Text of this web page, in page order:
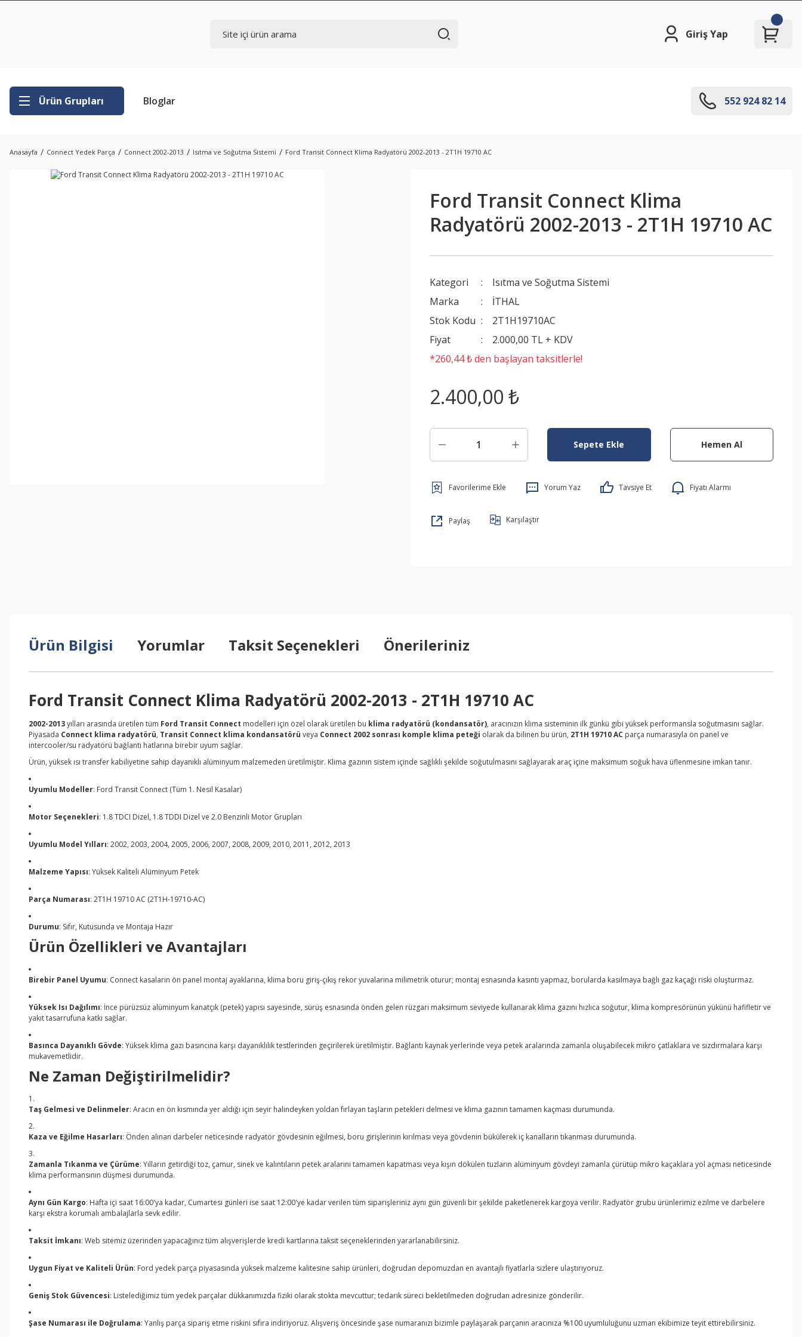
Giriş Yap
Ürün Grupları Bloglar 552 924 82 14
Anasayfa Connect Yedek Parça Connect 2002-2013 Isıtma ve Soğutma Sistemi Ford Transit Connect Klima Radyatörü 2002-2013 - 2T1H 19710 AC
Ford Transit Connect Klima
Radyatörü 2002-2013 - 2T1H 19710 AC
Kategori
Isıtma ve Soğutma Sistemi
Marka
İTHAL
Stok Kodu
2T1H19710AC
Fiyat
2.000,00 TL + KDV
*260,44 ₺ den başlayan taksitlerle!
2.400,00 ₺
Sepete Ekle Hemen Al
Yorum Yaz Tavsiye Et Fiyatı Alarmı
Paylaş Karşılaştır
Ürün Bilgisi Yorumlar Taksit Seçenekleri Önerileriniz
Ford Transit Connect Klima Radyatörü 2002-2013 - 2T1H 19710 AC
2002-2013yılları arasında üretilen tüm Ford Transit Connect modelleri için özel olarak üretilen bu klima radyatörü (kondansatör), aracınızın klima sisteminin ilk günkü gibi yüksek performansla soğutmasını sağlar.
Piyasada Connect klima radyatörü, Transit Connect klima kondansatörü veya Connect 2002 sonrası komple klima peteği olarak da bilinen bu ürün, 2T1H 19710 AC parça numarasıyla ön panel ve
intercooler/su radyatörü bağlantı hatlarına birebir uyum sağlar.
Ürün, yüksek ısı transfer kabiliyetine sahip dayanıklı alüminyum malzemeden üretilmiştir. Klima gazının sistem içinde sağlıklı şekilde soğutulmasını sağlayarak araç içine maksimum soğuk hava üflenmesine imkan tanır.
Uyumlu Modeller: Ford Transit Connect (Tüm 1. Nesil Kasalar)
Motor Seçenekleri: 1.8 TDCI Dizel, 1.8 TDDI Dizel ve 2.0 Benzinli Motor Grupları
Uyumlu Model Yılları: 2002, 2003, 2004, 2005, 2006, 2007, 2008, 2009, 2010, 2011, 2012, 2013
Malzeme Yapısı: Yüksek Kaliteli Alüminyum Petek
Parça Numarası: 2T1H 19710 AC (2T1H-19710-AC)
Durumu: Sıfır, Kutusunda ve Montaja Hazır
Ürün Özellikleri ve Avantajları
Birebir Panel Uyumu: Connect kasaların ön panel montaj ayaklarına, klima boru giriş-çıkış rekor yuvalarına milimetrik oturur; montaj esnasında kasıntı yapmaz, borularda kasılmaya bağlı gaz kaçağı riski oluşturmaz.
Yüksek Isı Dağılımı: İnce pürüzsüz alüminyum kanatçık (petek) yapısı sayesinde, sürüş esnasında önden gelen rüzgarı maksimum seviyede kullanarak klima gazını hızlıca soğutur, klima kompresörünün yükünü hafifletir ve
yakıt tasarrufuna katkı sağlar.
Basınca Dayanıklı Gövde: Yüksek klima gazı basıncına karşı dayanıklılık testlerinden geçirilerek üretilmiştir. Bağlantı kaynak yerlerinde veya petek aralarında zamanla oluşabilecek mikro çatlaklara ve sızdırmalara karşı
mukavemetlidir.
Ne Zaman Değiştirilmelidir?
Taş Gelmesi ve Delinmeler: Aracın en ön kısmında yer aldığı için seyir halindeyken yoldan fırlayan taşların petekleri delmesi ve klima gazının tamamen kaçması durumunda.
Kaza ve Eğilme Hasarları: Önden alınan darbeler neticesinde radyatör gövdesinin eğilmesi, boru girişlerinin kırılması veya gövdenin bükülerek iç kanalların tıkanması durumunda.
Zamanla Tıkanma ve Çürüme: Yılların getirdiği toz, çamur, sinek ve kalıntıların petek aralarını tamamen kapatması veya kışın dökülen tuzların alüminyum gövdeyi zamanla çürütüp mikro kaçaklara yol açması neticesinde
klima performansının düşmesi durumunda.
Aynı Gün Kargo: Hafta içi saat 16:00'ya kadar, Cumartesi günleri ise saat 12:00'ye kadar verilen tüm siparişleriniz aynı gün güvenli bir şekilde paketlenerek kargoya verilir. Radyatör grubu ürünlerimiz ezilme ve darbelere
karşı ekstra korumalı ambalajlarla sevk edilir.
Taksit İmkanı: Web sitemiz üzerinden yapacağınız tüm alışverişlerde kredi kartlarına taksit seçeneklerinden yararlanabilirsiniz.
Uygun Fiyat ve Kaliteli Ürün: Ford yedek parça piyasasında yüksek malzeme kalitesine sahip ürünleri, doğrudan depomuzdan en avantajlı fiyatlarla sizlere ulaştırıyoruz.
Geniş Stok Güvencesi: Listelediğimiz tüm yedek parçalar dükkanımızda fiziki olarak stokta mevcuttur; tedarik süreci bekletilmeden doğrudan adresinize gönderilir.
Şase Numarası ile Doğrulama: Yanlış parça sipariş etme riskini sıfıra indiriyoruz. Alışveriş öncesinde şase numaranızı bizimle paylaşarak parçanın aracınıza %100 uyumluluğunu uzman ekibimize teyit ettirebilirsiniz.